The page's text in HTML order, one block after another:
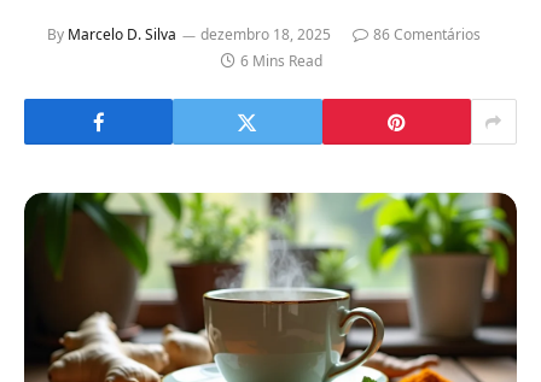
By Marcelo D. Silva dezembro 18, 2025
86 Comentários
6 Mins Read